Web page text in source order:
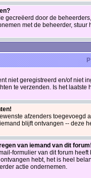
gecreëerd door de
met de beheerder, stuur
niet geregistreerd en/of niet
te verzenden. Is het
afzenders
blijft ontvangen -- deze
van iemand van dit
formulier van dit forum
hebt, het is heel
actie ondernemen.